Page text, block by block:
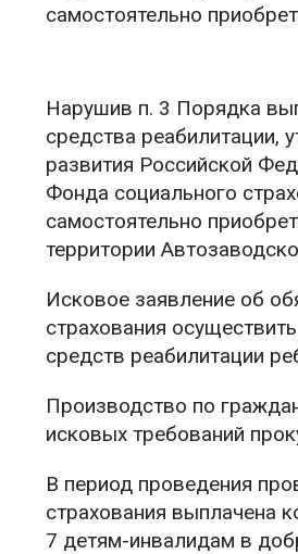
самостоятельно
Нарушив п. 3 Порядка
средства реабилитации,
развития Российской
Фонда социального
самостоятельно
территории
Исковое заявление об
страхования
средств реабилитации
Производство по
исковых требований
В период проведения
страхования выплачена
7 детям-инвалидам в